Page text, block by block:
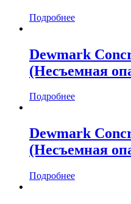
Подробнее
Dewmark
(Несъемная
Подробнее
Dewmark
(Несъемная
Подробнее